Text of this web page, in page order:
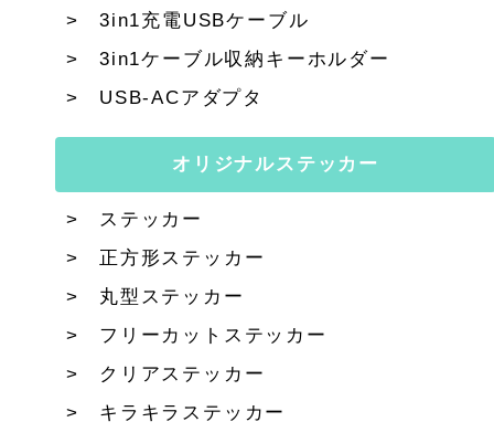
3in1充電USBケーブル
3in1ケーブル収納キーホルダー
USB-ACアダプタ
オリジナルステッカー
ステッカー
正方形ステッカー
丸型ステッカー
フリーカットステッカー
クリアステッカー
キラキラステッカー